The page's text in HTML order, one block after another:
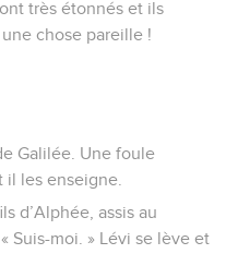
très étonnés et ils
une chose pareille !
Galilée. Une foule
il les enseigne.
d’Alphée, assis au
Suis-moi. » Lévi se lève et